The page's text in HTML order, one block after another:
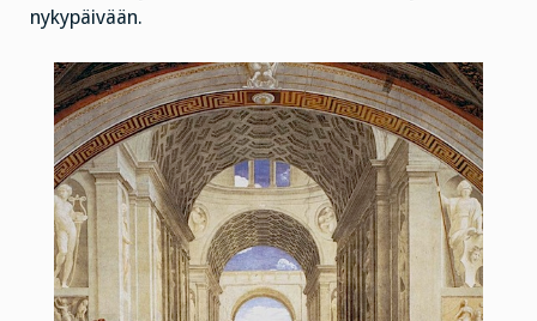
nykypäivään.